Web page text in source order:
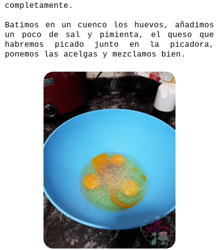
completamente.
Batimos en un cuenco los huevos, añadimos
un poco de sal y pimienta, el queso que
habremos picado junto en la picadora,
ponemos las acelgas y mezclamos bien.